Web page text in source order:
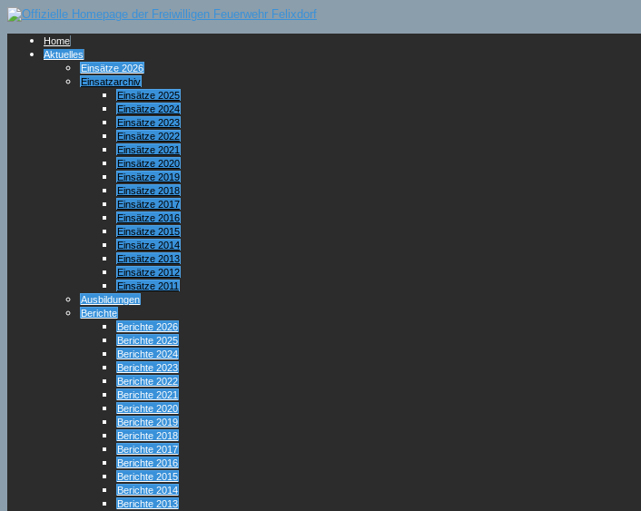
Home
Aktuelles
Einsätze 2026
Einsatzarchiv
Einsätze 2025
Einsätze 2024
Einsätze 2023
Einsätze 2022
Einsätze 2021
Einsätze 2020
Einsätze 2019
Einsätze 2018
Einsätze 2017
Einsätze 2016
Einsätze 2015
Einsätze 2014
Einsätze 2013
Einsätze 2012
Einsätze 2011
Ausbildungen
Berichte
Berichte 2026
Berichte 2025
Berichte 2024
Berichte 2023
Berichte 2022
Berichte 2021
Berichte 2020
Berichte 2019
Berichte 2018
Berichte 2017
Berichte 2016
Berichte 2015
Berichte 2014
Berichte 2013